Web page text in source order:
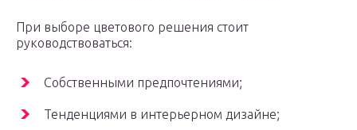
При выборе цветового решения стоит
руководствоваться:
Собственными предпочтениями;
Тенденциями в интерьерном дизайне;